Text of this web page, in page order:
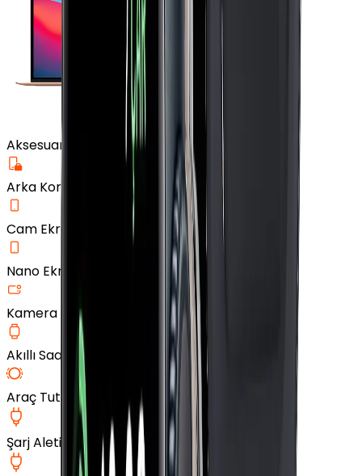
Aksesuar
Arka Koruma Kılıf
Cam Ekran Koruyucu
Nano Ekran Koruyucu
Kamera Cam Koruyucu
Akıllı Saat Aksesuarları
Araç Tutucu
Şarj Aleti